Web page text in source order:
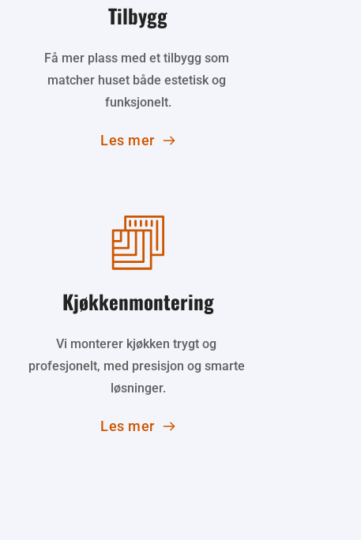
Tilbygg
Få mer plass med et tilbygg som
matcher huset både estetisk og
funksjonelt.
Les mer
Kjøkkenmontering
Vi monterer kjøkken trygt og
profesjonelt, med presisjon og smarte
løsninger.
Les mer